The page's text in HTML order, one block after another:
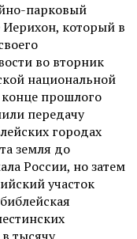
парковый
который в
во вторник
национальной
прошлого
передачу
городах
земля до
России, но затем
участок